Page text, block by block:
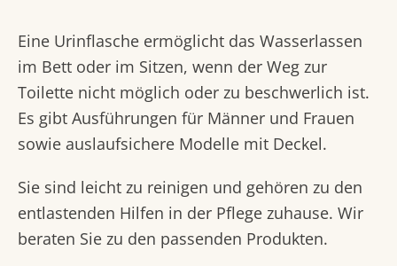
Eine Urinflasche ermöglicht das Wasserlassen
im Bett oder im Sitzen, wenn der Weg zur
Toilette nicht möglich oder zu beschwerlich ist.
Es gibt Ausführungen für Männer und Frauen
sowie auslaufsichere Modelle mit Deckel.
Sie sind leicht zu reinigen und gehören zu den
entlastenden Hilfen in der Pflege zuhause. Wir
beraten Sie zu den passenden Produkten.